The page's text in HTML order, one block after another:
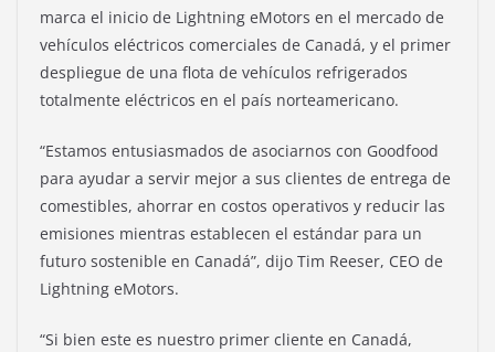
marca el inicio de Lightning eMotors en el mercado de
vehículos eléctricos comerciales de Canadá, y el primer
despliegue de una flota de vehículos refrigerados
totalmente eléctricos en el país norteamericano.
“Estamos entusiasmados de asociarnos con Goodfood
para ayudar a servir mejor a sus clientes de entrega de
comestibles, ahorrar en costos operativos y reducir las
emisiones mientras establecen el estándar para un
futuro sostenible en Canadá”, dijo Tim Reeser, CEO de
Lightning eMotors.
“Si bien este es nuestro primer cliente en Canadá,